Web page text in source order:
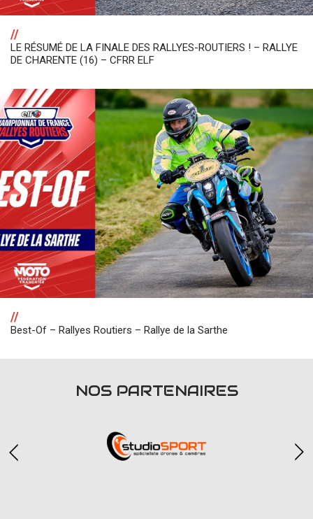
//
LE RÉSUMÉ DE LA FINALE DES RALLYES-ROUTIERS ! – RALLYE
DE CHARENTE (16) – CFRR ELF
//
Best-Of – Rallyes Routiers – Rallye de la Sarthe
NOS PARTENAIRES